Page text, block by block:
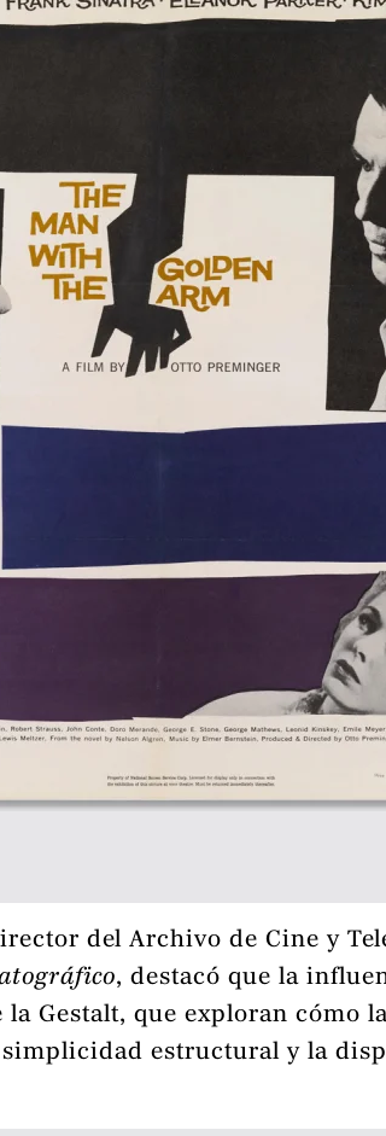
del Archivo de Cine y
, destacó que la
Gestalt, que exploran cómo
estructural y la